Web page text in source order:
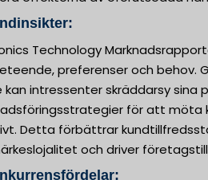
Technology
preferenser och behov.
intressenter skräddarsy sina
för att möta
Detta förbättrar
och driver